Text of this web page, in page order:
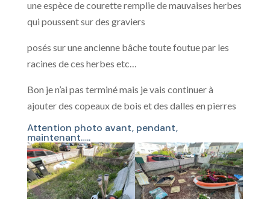
une espèce de courette remplie de mauvaises herbes
qui poussent sur des graviers
posés sur une ancienne bâche toute foutue par les
racines de ces herbes etc…
Bon je n’ai pas terminé mais je vais continuer à
ajouter des copeaux de bois et des dalles en pierres
Attention photo avant, pendant,
maintenant…..